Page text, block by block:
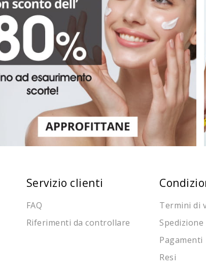
Servizio clienti
FAQ
Riferimenti da controllare
Termini di
Spedizione
Pagamenti
Resi